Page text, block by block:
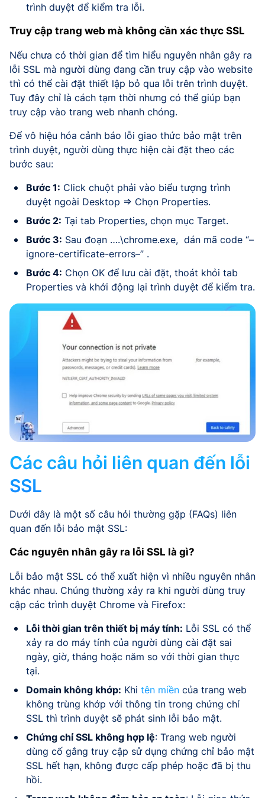
trình duyệt để kiểm tra lỗi.
Truy cập trang web mà không cần xác thực SSL
Nếu chưa có thời gian để tìm hiểu nguyên nhân gây ra
lỗi SSL mà người dùng đang cần truy cập vào website
thì có thể cài đặt thiết lập bỏ qua lỗi trên trình duyệt.
Tuy đây chỉ là cách tạm thời nhưng có thể giúp bạn
truy cập vào trang web nhanh chóng.
Để vô hiệu hóa cảnh báo lỗi giao thức bảo mật trên
trình duyệt, người dùng thực hiện cài đặt theo các
bước sau:
Bước 1: Click chuột phải vào biểu tượng trình
duyệt ngoài Desktop => Chọn Properties.
Bước 2: Tại tab Properties, chọn mục Target.
Bước 3: Sau đoạn ….\chrome.exe, dán mã code “–
ignore-certificate-errors–” .
Bước 4: Chọn OK để lưu cài đặt, thoát khỏi tab
Properties và khởi động lại trình duyệt để kiểm tra.
Các câu hỏi liên quan đến lỗi
SSL
Dưới đây là một số câu hỏi thường gặp (FAQs) liên
quan đến lỗi bảo mật SSL:
Các nguyên nhân gây ra lỗi SSL là gì?
Lỗi bảo mật SSL có thể xuất hiện vì nhiều nguyên nhân
khác nhau. Chúng thường xảy ra khi người dùng truy
cập các trình duyệt Chrome và Firefox:
Lỗi thời gian trên thiết bị máy tính: Lỗi SSL có thể
xảy ra do máy tính của người dùng cài đặt sai
ngày, giờ, tháng hoặc năm so với thời gian thực
tại.
Domain không khớp: Khi tên miền của trang web
không trùng khớp với thông tin trong chứng chỉ
SSL thì trình duyệt sẽ phát sinh lỗi bảo mật.
Chứng chỉ SSL không hợp lệ: Trang web người
dùng cố gắng truy cập sử dụng chứng chỉ bảo mật
SSL hết hạn, không được cấp phép hoặc đã bị thu
hồi.